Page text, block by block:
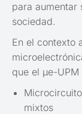
para aumentar
sociedad.
En el contexto
que el µe-
mixtos